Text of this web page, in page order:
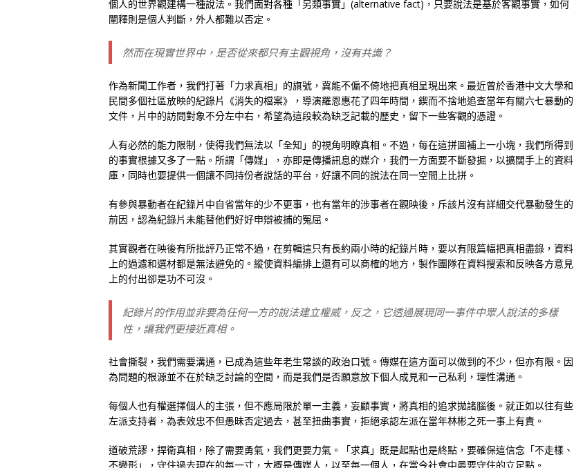
個人的世界觀建構一種說法。我們面對各種「另類事實」(alternative fact)，只要說法是基於客觀事實，如何
闡釋則是個人判斷，外人都難以否定。
然而在現實世界中，是否從來都只有主觀視角，沒有共識？
作為新聞工作者，我們打著「力求真相」的旗號，冀能不偏不倚地把真相呈現出來。最近曾於香港中文大學和
民間多個社區放映的紀錄片《消失的檔案》，導演羅恩惠花了四年時間，鍥而不捨地追查當年有關六七暴動的
文件，片中的訪問對象不分左中右，希望為這段較為缺乏記載的歷史，留下一些客觀的憑證。
人有必然的能力限制，使得我們無法以「全知」的視角明瞭真相。不過，每在這拼圖補上一小塊，我們所得到
的事實根據又多了一點。所謂「傳媒」，亦即是傳播訊息的媒介，我們一方面要不斷發掘，以擴闊手上的資料
庫，同時也要提供一個讓不同持份者說話的平台，好讓不同的說法在同一空間上比拼。
有參與暴動者在紀錄片中自省當年的少不更事，也有當年的涉事者在觀映後，斥該片沒有詳細交代暴動發生的
前因，認為紀錄片未能替他們好好申辯被捕的冤屈。
其實觀者在映後有所批評乃正常不過，在剪輯這只有長約兩小時的紀錄片時，要以有限篇幅把真相盡錄，資料
上的過濾和選材都是無法避免的。縱使資料編排上還有可以商榷的地方，製作團隊在資料搜索和反映各方意見
上的付出卻是功不可沒。
紀錄片的作用並非要為任何一方的說法建立權威，反之，它透過展現同一事件中眾人說法的多樣
性，讓我們更接近真相。
社會撕裂，我們需要溝通，已成為這些年老生常談的政治口號。傳媒在這方面可以做到的不少，但亦有限。因
為問題的根源並不在於缺乏討論的空間，而是我們是否願意放下個人成見和一己私利，理性溝通。
每個人也有權選擇個人的主張，但不應局限於單一主義，妄顧事實，將真相的追求拋諸腦後。就正如以往有些
左派支持者，為表效忠不但愚昧否定過去，甚至扭曲事實，拒絕承認左派在當年林彬之死一事上有責。
道破荒謬，捍衛真相，除了需要勇氣，我們更要力氣。「求真」既是起點也是終點，要確保這信念「不走樣、
不變形」，守住過去現在的每一寸，大概是傳媒人，以至每一個人，在當今社會中最要守住的立足點。